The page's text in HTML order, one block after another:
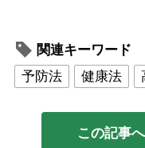
関連キーワード
予防法
健康法
この記事